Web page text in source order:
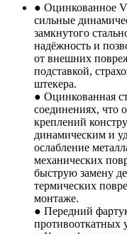
● Оцинкованное
сильные
замкнутого
надёжность и
от внешних
подставкой,
штекера.
● Оцинкованная
соединениях, что
креплений
динамическим и
ослабление
механических
быструю замену
термических
монтаже.
● Передний
противооткатных